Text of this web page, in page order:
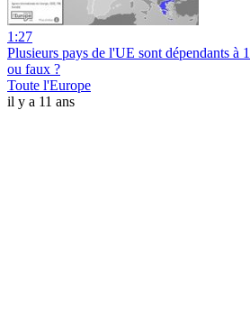
1:27
Plusieurs pays de l'UE sont dépendants à
ou faux ?
Toute l'Europe
il y a 11 ans